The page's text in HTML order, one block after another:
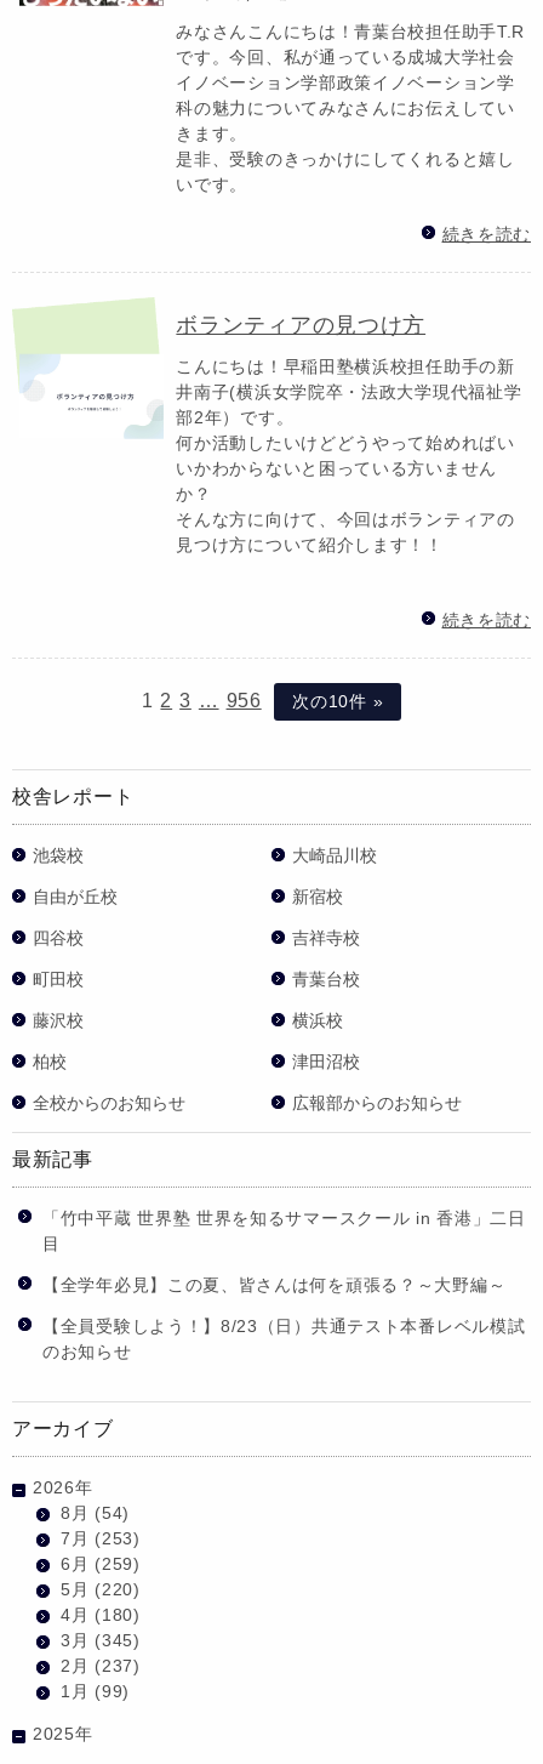
みなさんこんにちは！青葉台校担任助手T.R
です。今回、私が通っている成城大学社会
イノベーション学部政策イノベーション学
科の魅力についてみなさんにお伝えしてい
きます。
是非、受験のきっかけにしてくれると嬉し
いです。
続きを読む
ボランティアの見つけ方
こんにちは！早稲田塾横浜校担任助手の新
井南子(横浜女学院卒・法政大学現代福祉学
部2年）です。
何か活動したいけどどうやって始めればい
いかわからないと困っている方いません
か？
そんな方に向けて、今回はボランティアの
見つけ方について紹介します！！
続きを読む
1 2 3 … 956 次の10件 »
校舎レポート
池袋校 大崎品川校
自由が丘校 新宿校
四谷校 吉祥寺校
町田校 青葉台校
藤沢校 横浜校
柏校 津田沼校
全校からのお知らせ 広報部からのお知らせ
最新記事
「竹中平蔵 世界塾 世界を知るサマースクール in 香港」二日
目
【全学年必見】この夏、皆さんは何を頑張る？～大野編～
【全員受験しよう！】8/23（日）共通テスト本番レベル模試
のお知らせ
アーカイブ
2026年
8月 (54)
7月 (253)
6月 (259)
5月 (220)
4月 (180)
3月 (345)
2月 (237)
1月 (99)
2025年